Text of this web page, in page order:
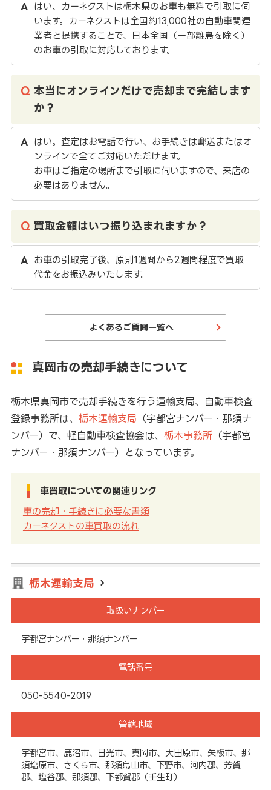
はい、カーネクストは栃木県のお車も無料で引取に伺
います。カーネクストは全国約13,000社の自動車関連
業者と提携することで、日本全国（一部離島を除く）
のお車の引取に対応しております。
本当にオンラインだけで売却まで完結します
か？
はい。査定はお電話で行い、お手続きは郵送またはオ
ンラインで全てご対応いただけます。
お車はご指定の場所まで引取に伺いますので、来店の
必要はありません。
買取金額はいつ振り込まれますか？
お車の引取完了後、原則1週間から2週間程度で買取
代金をお振込みいたします。
よくあるご質問一覧へ
真岡市の売却手続きについて
栃木県真岡市で売却手続きを行う運輸支局、自動車検査
登録事務所は、 栃木運輸支局 （宇都宮ナンバー・那須ナ
ンバー）で、軽自動車検査協会は、 栃木事務所（宇都宮
ナンバー・那須ナンバー）となっています。
車買取についての関連リンク
車の売却・手続きに必要な書類
カーネクストの車買取の流れ
栃木運輸支局
取扱いナンバー
宇都宮ナンバー・那須ナンバー
電話番号
050-5540-2019
管轄地域
宇都宮市、鹿沼市、日光市、真岡市、大田原市、矢板市、那
須塩原市、さくら市、那須烏山市、下野市、河内郡、芳賀
郡、塩谷郡、那須郡、下都賀郡（壬生町）